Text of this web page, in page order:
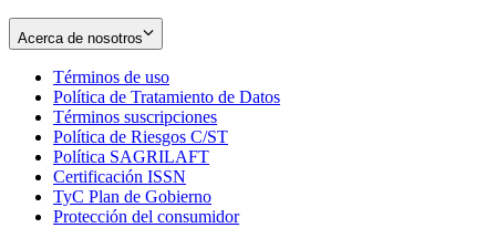
Acerca de nosotros
Términos de uso
in
new
window
Política de Tratamiento de Datos
Términos suscripciones
in
Política de Riesgos C/ST
Política SAGRILAFT
new
window
Certificación ISSN
in
new
TyC Plan de Gobierno
in
Protección del consumidorOpens